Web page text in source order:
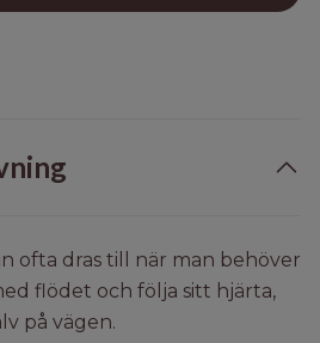
ofta dras till när man behöver
flödet och följa sitt hjärta,
på vägen.